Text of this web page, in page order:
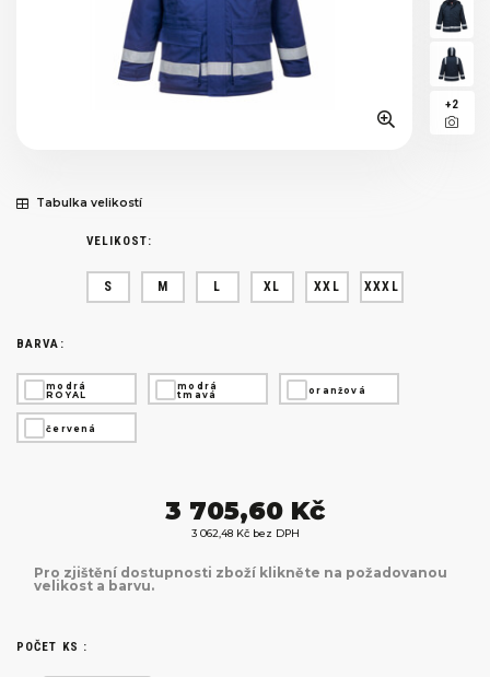
+2
Tabulka velikostí
VELIKOST:
S M L XL XXL XXXL
BARVA:
modrá
ROYAL
modrá
tmavá
oranžová
červená
3 705,60 Kč
3 062,48 Kč bez DPH
Pro zjištění dostupnosti zboží klikněte na požadovanou
velikost a barvu.
POČET KS :